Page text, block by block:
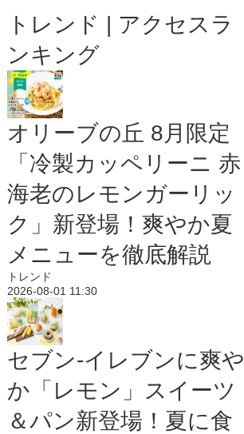
トレンド | アクセスラ
ンキング
オリーブの丘 8月限定
「冷製カッペリーニ 赤
海老のレモンガーリッ
ク」新登場！爽やか夏
メニューを徹底解説
トレンド
2026-08-01 11:30
セブン‐イレブンに爽や
か「レモン」スイーツ
＆パン新登場！夏に食